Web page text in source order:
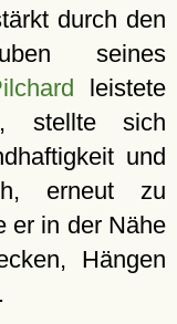
durch den
seines
leistete
stellte sich
und
erneut zu
er in der Nähe
Hängen